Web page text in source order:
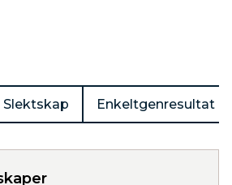
Slektskap Enkeltgenresultat